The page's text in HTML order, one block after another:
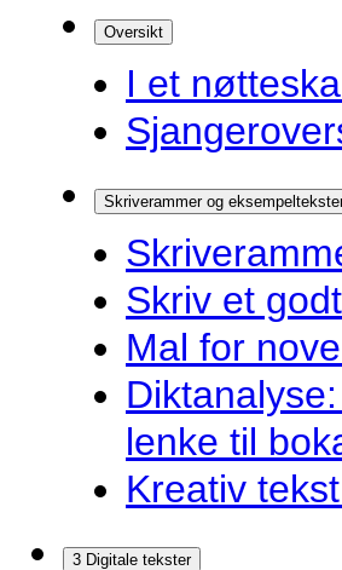
Oversikt
I et
Skriverammer og
Skriv et
Mal for
lenke til
Kreativ
3 Digitale tekster